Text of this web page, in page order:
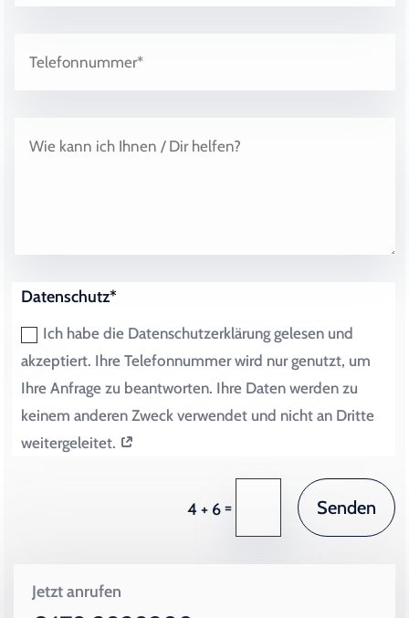
Datenschutz*
Ich habe die Datenschutzerklärung gelesen und
akzeptiert. Ihre Telefonnummer wird nur genutzt, um
Ihre Anfrage zu beantworten. Ihre Daten werden zu
keinem anderen Zweck verwendet und nicht an Dritte
weitergeleitet.
4 + 6= Senden
Jetzt anrufen